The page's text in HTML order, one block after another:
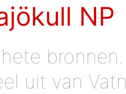
NP
uit van